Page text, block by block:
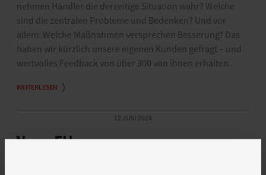
nehmen Händler die derzeitige Situation wahr? Welche
sind die zentralen Probleme und Bedenken? Und vor
allem: Welche Maßnahmen versprechen Besserung? Das
haben wir kürzlich unsere eigenen Kunden gefragt – und
wertvolles Feedback von über 300 von ihnen erhalten.
WEITERLESEN
12 JUNI 2024
Neue EU-